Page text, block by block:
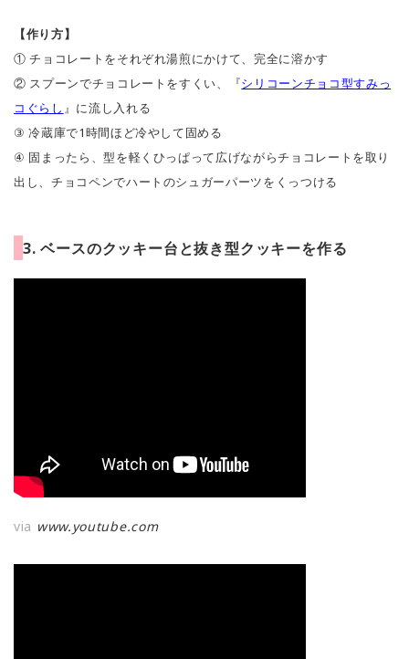
【作り方】
① チョコレートをそれぞれ湯煎にかけて、完全に溶かす
② スプーンでチョコレートをすくい、『シリコーンチョコ型すみっ
コぐらし 』に流し入れる
③ 冷蔵庫で1時間ほど冷やして固める
④ 固まったら、型を軽くひっぱって広げながらチョコレートを取り
出し、チョコペンでハートのシュガーパーツをくっつける
3. ベースのクッキー台と抜き型クッキーを作る
via www.youtube.com